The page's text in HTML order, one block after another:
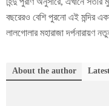
বছরেরও বেশি পুরনো এই মন্দির
লালগোলার মহারাজা দর্পনারায়ণ
About the author